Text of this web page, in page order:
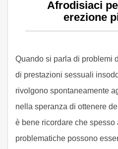
Afrodisiaci
erezione
Quando si parla di problemi
di prestazioni sessuali
rivolgono spontaneamente
nella speranza di ottenere
è bene ricordare che spesso
problematiche possono